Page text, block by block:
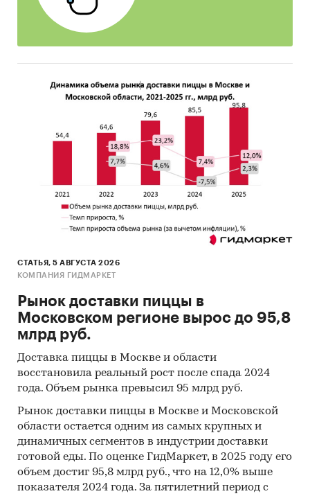
статистики, статистики железнодорожных
поставок, данные участников рынка и
экспертов, а также собственную базу данных
«Амикрон-консалтинг». Что в конечном итоге
позволяет оценить инвестиционную
привлекательность цементной отрасли
региона, определить перспективность рынков
сбыта для поставщиков, выявить барьеры
вхождения на региональные рынки.
Регион исследования - Московский регион
(Москва и Московская область).
Цель исследования: проанализировать
развитие ситуации на рынке цемента
до 2020 г.
Основные задачи Исследования:
1. Охарактеризовать развитие цементной
отрасли в Московском регионе и основные
тенденции ее развития в 2007-2010 гг.;
2. Оценить объемы потребления цемента в
Московском регионе и их динамику, в т.ч.
помесячную;
3. Оценить объемы грузооборота по цементу
по грузополучателям, представить краткую
характеристику крупнейших потребителей
цемента и посреднических структур;
СТАТЬЯ, 5 АВГУСТА 2026
КОМПАНИЯ ГИДМАРКЕТ
Рынок доставки пиццы в
Московском регионе вырос до 95,8
млрд руб.
Доставка пиццы в Москве и области
восстановила реальный рост после спада 2024
года. Объем рынка превысил 95 млрд руб.
Рынок доставки пиццы в Москве и Московской
области остается одним из самых крупных и
динамичных сегментов в индустрии доставки
готовой еды. По оценке ГидМаркет, в 2025 году его
объем достиг 95,8 млрд руб., что на 12,0% выше
показателя 2024 года. За пятилетний период с